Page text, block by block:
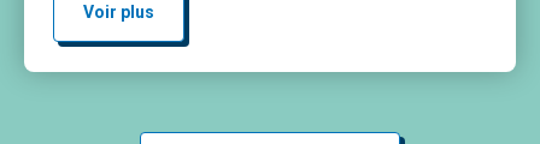
Voir plus